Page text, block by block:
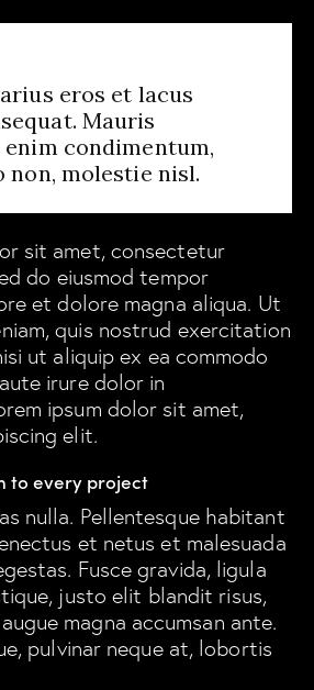
eros et lacus
Mauris
condimentum,
non, molestie nisl.
sit amet, consectetur
do eiusmod tempor
et dolore magna aliqua. Ut
quis nostrud exercitation
ut aliquip ex ea commodo
irure dolor in
ipsum dolor sit amet,
elit.
to every project
nulla. Pellentesque habitant
et netus et malesuada
Fusce gravida, ligula
justo elit blandit risus,
magna accumsan ante.
pulvinar neque at, lobortis